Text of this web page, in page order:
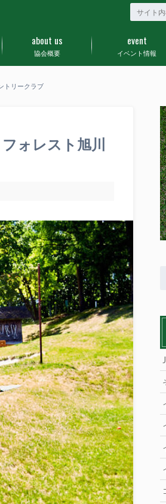
協会概要
about us
イベント情報
event
トリークラブ
ォレスト旭川